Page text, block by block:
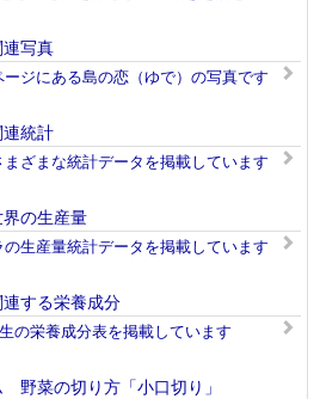
写真
ジにある島の恋（ゆで）の写真です
統計
ざまな統計データを掲載しています
の生産量
生産量統計データを掲載しています
する栄養成分
の栄養成分表を掲載しています
野菜の切り方「小口切り」